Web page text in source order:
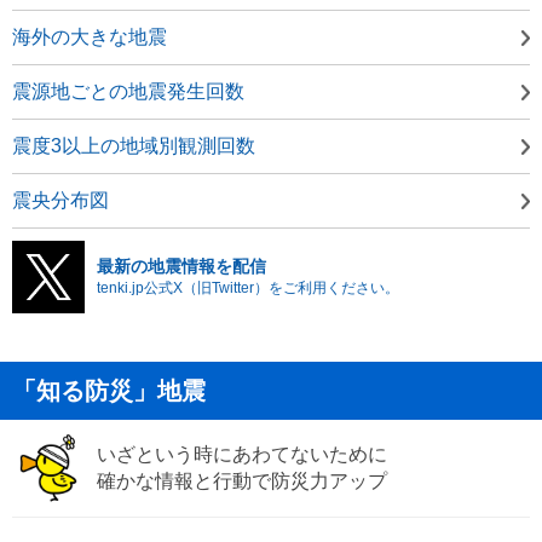
海外の大きな地震
震源地ごとの地震発生回数
震度3以上の地域別観測回数
震央分布図
最新の地震情報を配信
tenki.jp公式X（旧Twitter）をご利用ください。
「知る防災」地震
いざという時にあわてないために
確かな情報と行動で防災力アップ